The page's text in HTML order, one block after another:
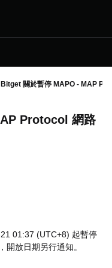
Bitget 關於暫停 MAPO - MAP
Protocol 網路
01:37 (UTC+8) 起暫停
開放日期另行通知。